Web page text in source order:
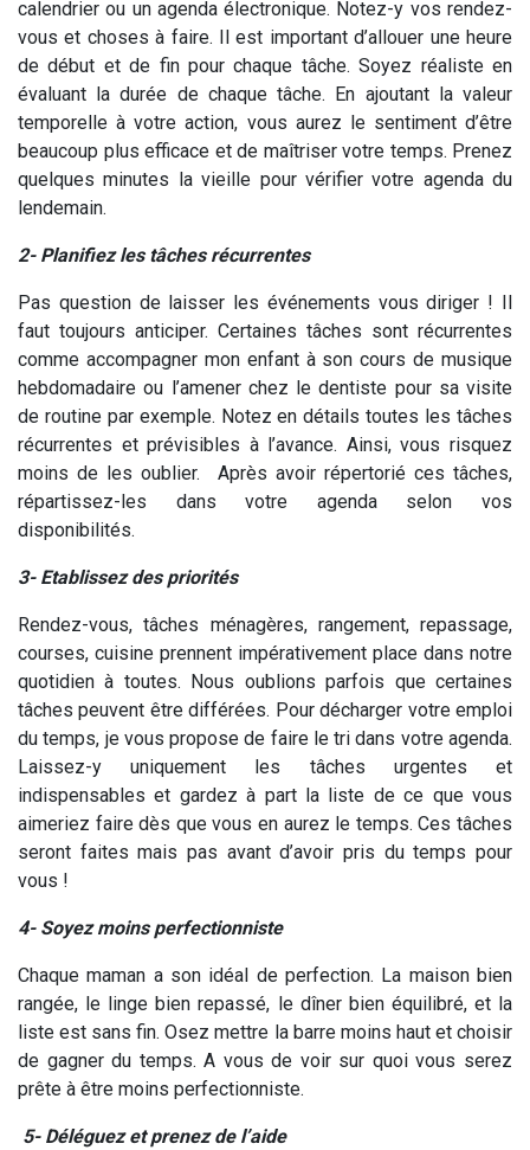
calendrier ou un agenda électronique. Notez-y vos rendez-
vous et choses à faire. Il est important d’allouer une heure
de début et de fin pour chaque tâche. Soyez réaliste en
évaluant la durée de chaque tâche. En ajoutant la valeur
temporelle à votre action, vous aurez le sentiment d’être
beaucoup plus efficace et de maîtriser votre temps. Prenez
quelques minutes la vieille pour vérifier votre agenda du
lendemain.
2- Planifiez les tâches récurrentes
Pas question de laisser les événements vous diriger ! Il
faut toujours anticiper. Certaines tâches sont récurrentes
comme accompagner mon enfant à son cours de musique
hebdomadaire ou l’amener chez le dentiste pour sa visite
de routine par exemple. Notez en détails toutes les tâches
récurrentes et prévisibles à l’avance. Ainsi, vous risquez
moins de les oublier. Après avoir répertorié ces tâches,
répartissez-les dans votre agenda selon vos
disponibilités.
3- Etablissez des priorités
Rendez-vous, tâches ménagères, rangement, repassage,
courses, cuisine prennent impérativement place dans notre
quotidien à toutes. Nous oublions parfois que certaines
tâches peuvent être différées. Pour décharger votre emploi
du temps, je vous propose de faire le tri dans votre agenda.
Laissez-y uniquement les tâches urgentes et
indispensables et gardez à part la liste de ce que vous
aimeriez faire dès que vous en aurez le temps. Ces tâches
seront faites mais pas avant d’avoir pris du temps pour
vous !
4- Soyez moins perfectionniste
Chaque maman a son idéal de perfection. La maison bien
rangée, le linge bien repassé, le dîner bien équilibré, et la
liste est sans fin. Osez mettre la barre moins haut et choisir
de gagner du temps. A vous de voir sur quoi vous serez
prête à être moins perfectionniste.
5- Déléguez et prenez de l’aide